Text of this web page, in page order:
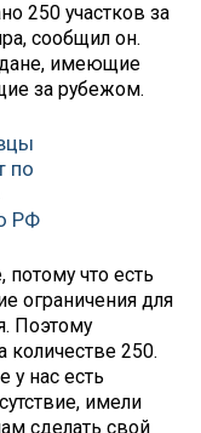
250 участков за
сообщил он.
имеющие
за рубежом.
по
РФ
что есть
ограничения для
Поэтому
количестве 250.
у нас есть
имели
сделать свой